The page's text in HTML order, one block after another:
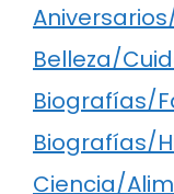
Belleza/
Biografías/
Biografías/
Ciencia/